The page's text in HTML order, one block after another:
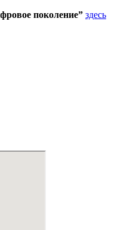
поколение” здесь